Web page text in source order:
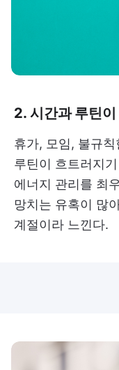
2. 시간과 루틴
휴가, 모임, 불규
루틴이 흐트러지
에너지 관리를 최
망치는 유혹이 많
계절이라 느낀다.